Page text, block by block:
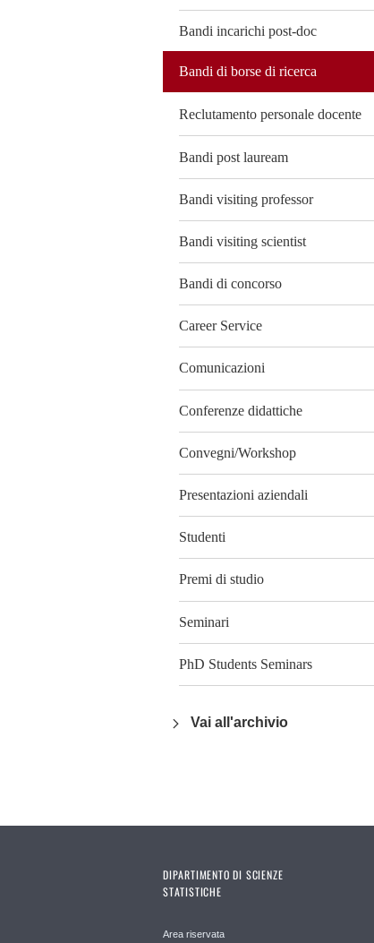
Bandi incarichi post-doc
Bandi di borse di ricerca
Reclutamento personale docente
Bandi post lauream
Bandi visiting professor
Bandi visiting scientist
Bandi di concorso
Career Service
Comunicazioni
Conferenze didattiche
Convegni/Workshop
Presentazioni aziendali
Studenti
Premi di studio
Seminari
PhD Students Seminars
Vai all'archivio
DIPARTIMENTO DI SCIENZE
STATISTICHE
Area riservata